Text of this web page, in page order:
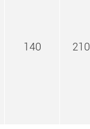
140 210